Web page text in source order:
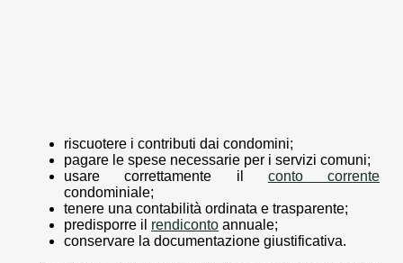
riscuotere i contributi dai condomini;
pagare le spese necessarie per i servizi comuni;
usare correttamente il conto corrente
condominiale;
tenere una contabilità ordinata e trasparente;
predisporre il rendiconto annuale;
conservare la documentazione giustificativa.